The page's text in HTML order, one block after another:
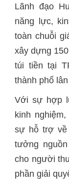
Lãnh đạo
năng lực,
toàn chuỗi
xây dựng
túi tiền tại
thành phố
Với sự hợp
kinh
sự hỗ trợ về
tưởng
cho người
phần giải